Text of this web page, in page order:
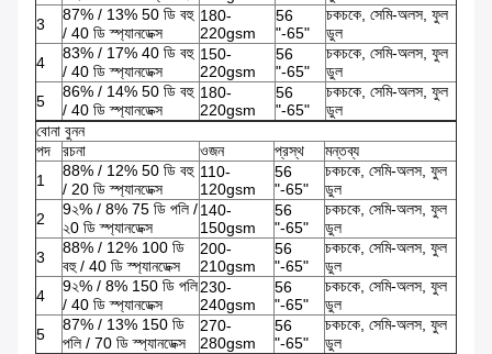
3
87% / 13% 50 ডি বহু
/ 40 ডি স্প্যানডেক্স
180-
220gsm
56
"-65"
চকচকে, সেমি-অলস, ফুল
ডুল
4
83% / 17% 40 ডি বহু
/ 40 ডি স্প্যানডেক্স
150-
220gsm
56
"-65"
চকচকে, সেমি-অলস, ফুল
ডুল
5
86% / 14% 50 ডি বহু
/ 40 ডি স্প্যানডেক্স
180-
220gsm
56
"-65"
চকচকে, সেমি-অলস, ফুল
ডুল
বোনা বুনন
পদ
রচনা ওজন প্রস্থ
মন্তব্য
1
88% / 12% 50 ডি বহু
/ 20 ডি স্প্যানডেক্স
110-
120gsm
56
"-65"
চকচকে, সেমি-অলস, ফুল
ডুল
2
9২% / 8% 75 ডি পলি /
২0 ডি স্প্যানডেক্স
140-
150gsm
56
"-65"
চকচকে, সেমি-অলস, ফুল
ডুল
3
88% / 12% 100 ডি
বহু / 40 ডি স্প্যানডেক্স
200-
210gsm
56
"-65"
চকচকে, সেমি-অলস, ফুল
ডুল
4
9২% / 8% 150 ডি পলি
/ 40 ডি স্প্যানডেক্স
230-
240gsm
56
"-65"
চকচকে, সেমি-অলস, ফুল
ডুল
5
87% / 13% 150 ডি
পলি / 70 ডি স্প্যানডেক্স
270-
280gsm
56
"-65"
চকচকে, সেমি-অলস, ফুল
ডুল